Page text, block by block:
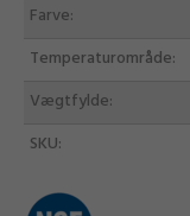
Farve:
Temperaturområde:
Vægtfylde:
SKU: